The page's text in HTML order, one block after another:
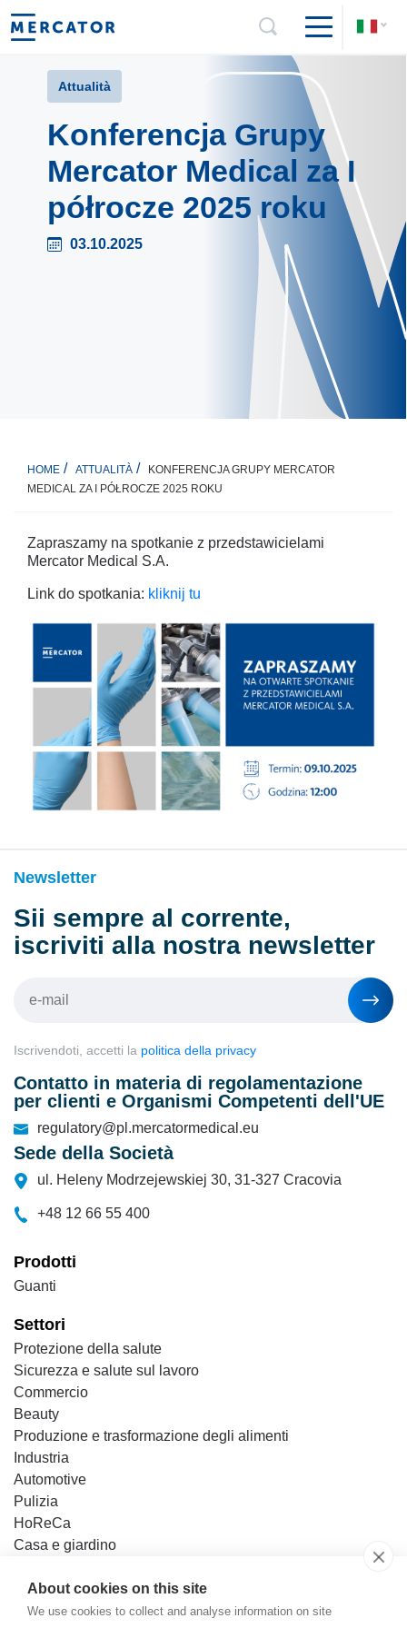
About cookies on this site
We use cookies to collect and analyse information on site
Attualità
Konferencja Grupy
Mercator Medical za I
półrocze 2025 roku
03.10.2025
HOME ATTUALITÀ
KONFERENCJA GRUPY MERCATOR
MEDICAL ZA I PÓŁROCZE 2025 ROKU
Zapraszamy na spotkanie z przedstawicielami
Mercator Medical S.A.
Link do spotkania: kliknij tu
Newsletter
Sii sempre al corrente,
iscriviti alla nostra newsletter
Iscrivendoti, accetti la politica della privacy
Contatto in materia di regolamentazione
per clienti e Organismi Competenti dell'UE
regulatory@pl.mercatormedical.eu
Sede della Società
ul. Heleny Modrzejewskiej 30, 31-327 Cracovia
+48 12 66 55 400
Prodotti
Guanti
Settori
Protezione della salute
Sicurezza e salute sul lavoro
Commercio
Beauty
Produzione e trasformazione degli alimenti
Industria
Automotive
Pulizia
HoReCa
Casa e giardino